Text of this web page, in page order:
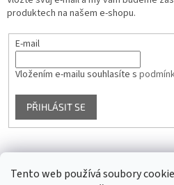
Tento web používá soubory
produktech na našem e-shopu.
E-mail
Vložením e-mailu souhlasíte s
PŘIHLÁSIT SE
Facebook